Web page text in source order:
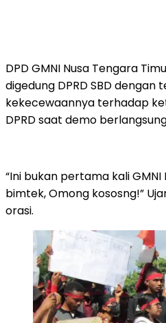
DPD GMNI Nusa Tengara
digedung DPRD SBD dengan
kekecewaannya terhadap
DPRD saat demo
“Ini bukan pertama kali
bimtek, Omong kososng!”
orasi.